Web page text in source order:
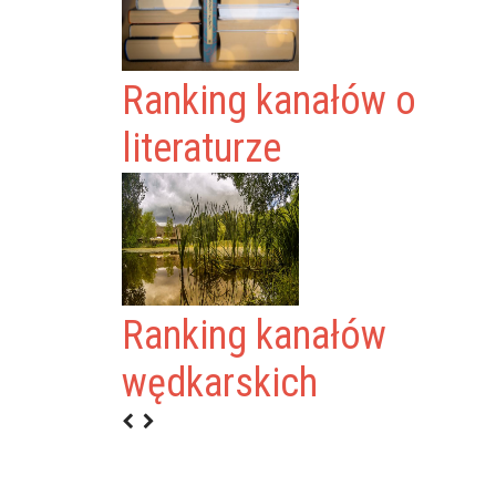
Ranking kanałów o
literaturze
Ranking kanałów
wędkarskich